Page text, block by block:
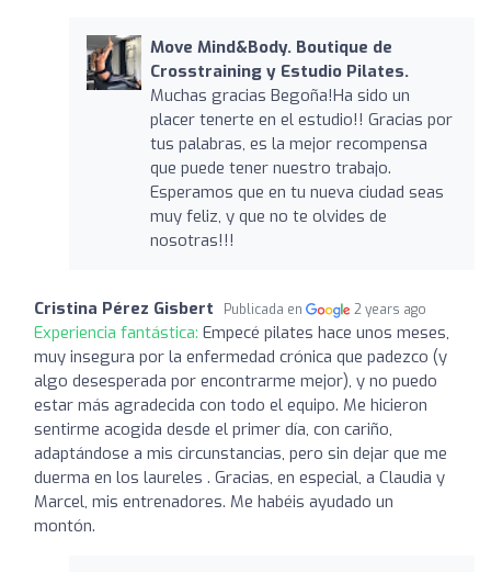
Move Mind&Body. Boutique de
Crosstraining y Estudio Pilates.
Muchas gracias Begoña!Ha sido un
placer tenerte en el estudio!! Gracias por
tus palabras, es la mejor recompensa
que puede tener nuestro trabajo.
Esperamos que en tu nueva ciudad seas
muy feliz, y que no te olvides de
nosotras!!!
Cristina Pérez Gisbert Publicada en 2 years ago
Experiencia fantástica: Empecé pilates hace unos meses,
muy insegura por la enfermedad crónica que padezco (y
algo desesperada por encontrarme mejor), y no puedo
estar más agradecida con todo el equipo. Me hicieron
sentirme acogida desde el primer día, con cariño,
adaptándose a mis circunstancias, pero sin dejar que me
duerma en los laureles . Gracias, en especial, a Claudia y
Marcel, mis entrenadores. Me habéis ayudado un
montón.